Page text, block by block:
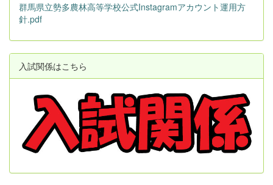
群馬県立勢多農林高等学校公式Instagramアカウント運用方
針.pdf
入試関係はこちら